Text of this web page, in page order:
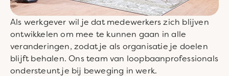
Als werkgever wil je dat medewerkers zich blijven
ontwikkelen om mee te kunnen gaan in alle
veranderingen, zodat je als organisatie je doelen
blijft behalen. Ons team van loopbaanprofessionals
ondersteunt je bij beweging in werk.